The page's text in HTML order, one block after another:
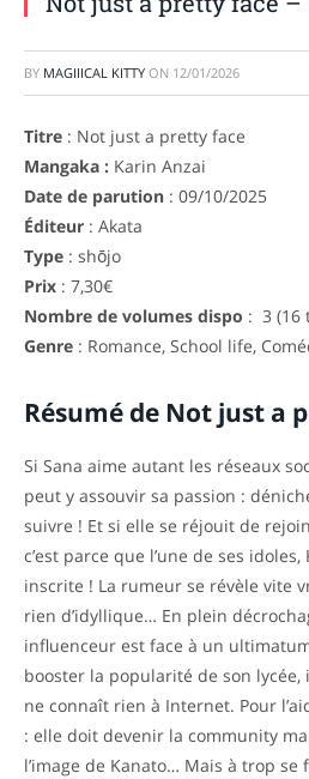
BY MAGIIICAL KITTY ON 12/01/2026
Titre : Not just a pretty face
Mangaka : Karin Anzai
Date de parution : 09/10/2025
Éditeur : Akata
Type : shōjo
Prix : 7,30€
Nombre de volumes dispo : 3 (16
Genre : Romance, School life,
Résumé de Not just a
Si Sana aime autant les réseaux
peut y assouvir sa passion :
suivre ! Et si elle se réjouit de
c’est parce que l’une de ses
inscrite ! La rumeur se révèle vite
rien d’idyllique… En plein
influenceur est face à un
booster la popularité de son lycée,
ne connaît rien à Internet. Pour
: elle doit devenir la community
l’image de Kanato… Mais à trop se